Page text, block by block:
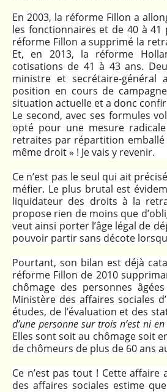
En 2003, la réforme Fillon a
les fonctionnaires et de 40 à 41
réforme Fillon a supprimé la
Et, en 2013, la réforme
cotisations de 41 à 43 ans.
ministre et secrétaire-général
position en cours de
situation actuelle et a donc
Le second, avec ses formules
opté pour une mesure
retraites par répartition
même droit » ! Je vais y revenir.
Ce n’est pas le seul qui ait
méfier. Le plus brutal est
liquidateur des droits à la
propose rien de moins que
veut ainsi porter l’âge légal de
pouvoir partir sans décote
Pourtant, son bilan est déjà
réforme Fillon de 2010
chômage des personnes
Ministère des affaires sociales
études, de l’évaluation et des
d’une personne sur trois n’est ni
Elles sont soit au chômage soit
de chômeurs de plus de 60 ans
Ce n’est pas tout ! Cette
des affaires sociales estime